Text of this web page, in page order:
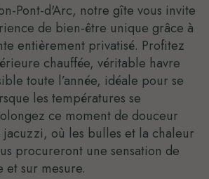
Pont-d'Arc, notre gîte vous invite
de bien-être unique grâce à
entièrement privatisé. Profitez
chauffée, véritable havre
toute l’année, idéale pour se
les températures se
ce moment de douceur
jacuzzi, où les bulles et la chaleur
procureront une sensation de
et sur mesure.